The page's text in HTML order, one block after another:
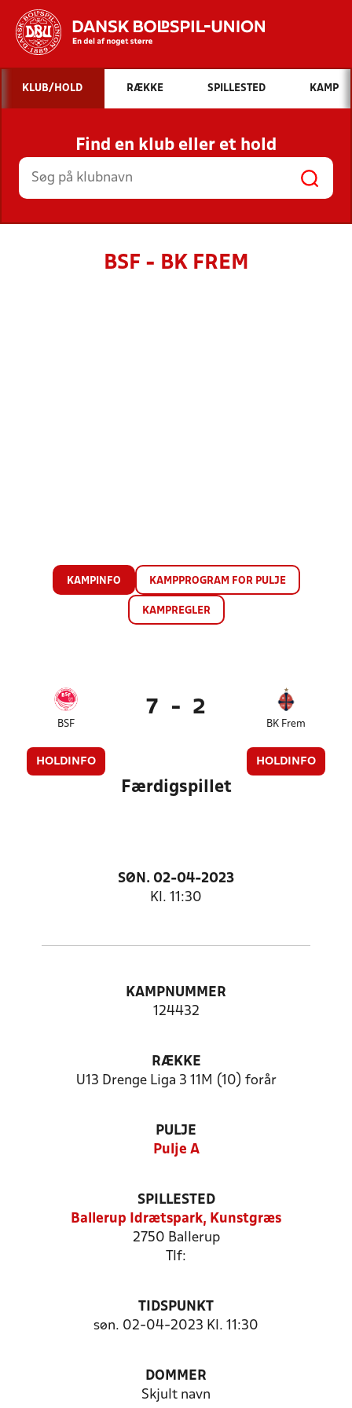
Hvad vil du søge efter?
INDHOLD OG NYHEDER
STILLINGER, RESULTATER, KLUBBER OG
HOLD
KLUB/HOLD RÆKKE SPILLESTED KAMP
Find en klub eller et hold
BSF - BK FREM
KAMPINFO KAMPPROGRAM FOR PULJE
KAMPREGLER
BSF
HOLDINFO
7 - 2
BK Frem
HOLDINFO
Færdigspillet
SØN. 02-04-2023
Kl. 11:30
KAMPNUMMER
124432
RÆKKE
U13 Drenge Liga 3 11M (10) forår
PULJE
Pulje A
SPILLESTED
Ballerup Idrætspark, Kunstgræs
2750 Ballerup
Tlf:
TIDSPUNKT
søn. 02-04-2023 Kl. 11:30
DOMMER
Skjult navn